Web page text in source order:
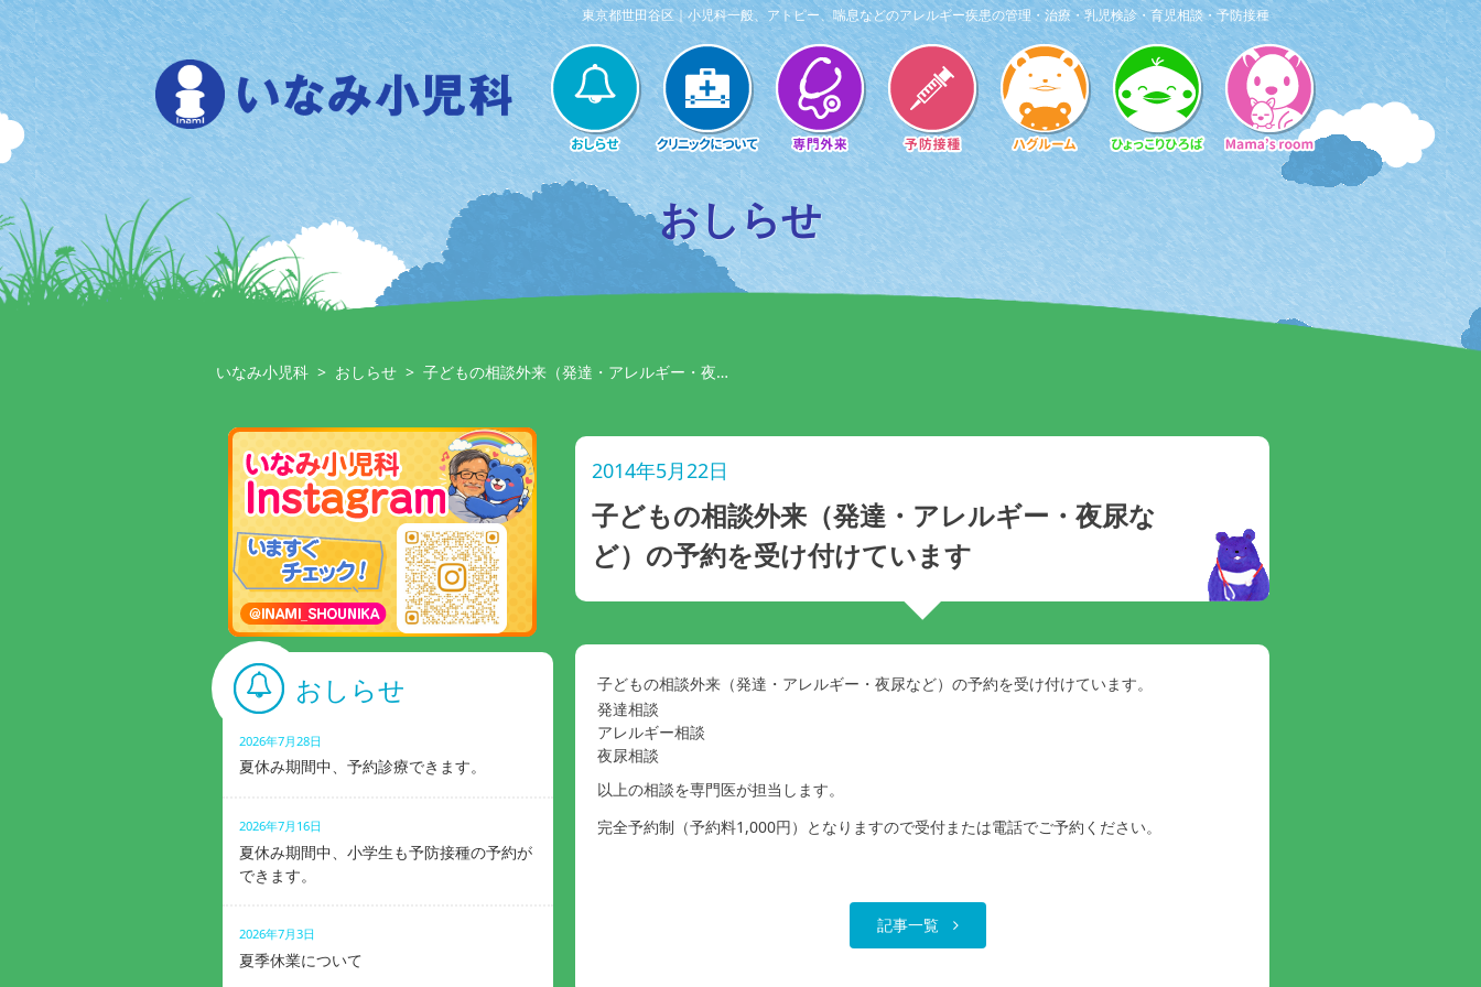
Skip
to
content
東京都世田谷区｜小児科一般、アトピー、喘息などのアレルギー疾患の管理・治療・乳児検診・育児相談・予防接種
おしらせ
いなみ小児科 > おしらせ > 子どもの相談外来（発達・アレルギー・夜…
2014年5月22日
子どもの相談外来（発達・アレルギー・夜尿な
ど）の予約を受け付けています
子どもの相談外来（発達・アレルギー・夜尿など）の予約を受け付けています。
発達相談
アレルギー相談
夜尿相談
以上の相談を専門医が担当します。
完全予約制（予約料1,000円）となりますので受付または電話でご予約ください。
記事一覧
おしらせ
2026年7月28日
夏休み期間中、予約診療できます。
2026年7月16日
夏休み期間中、小学生も予防接種の予約が
できます。
2026年7月3日
夏季休業について